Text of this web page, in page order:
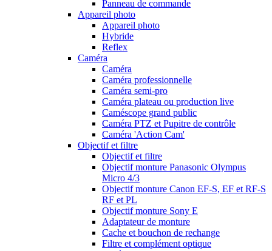
Panneau de commande
Appareil photo
Appareil photo
Hybride
Reflex
Caméra
Caméra
Caméra professionnelle
Caméra semi-pro
Caméra plateau ou production live
Caméscope grand public
Caméra PTZ et Pupitre de contrôle
Caméra 'Action Cam'
Objectif et filtre
Objectif et filtre
Objectif monture Panasonic Olympus
Micro 4/3
Objectif monture Canon EF-S, EF et RF-S
RF et PL
Objectif monture Sony E
Adaptateur de monture
Cache et bouchon de rechange
Filtre et complément optique